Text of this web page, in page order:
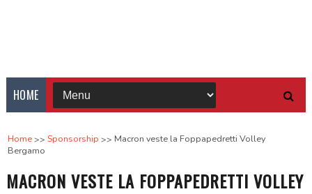
HOME
Home Sponsorship
Macron veste la Foppapedretti Volley
Bergamo
MACRON VESTE LA FOPPAPEDRETTI VOLLEY